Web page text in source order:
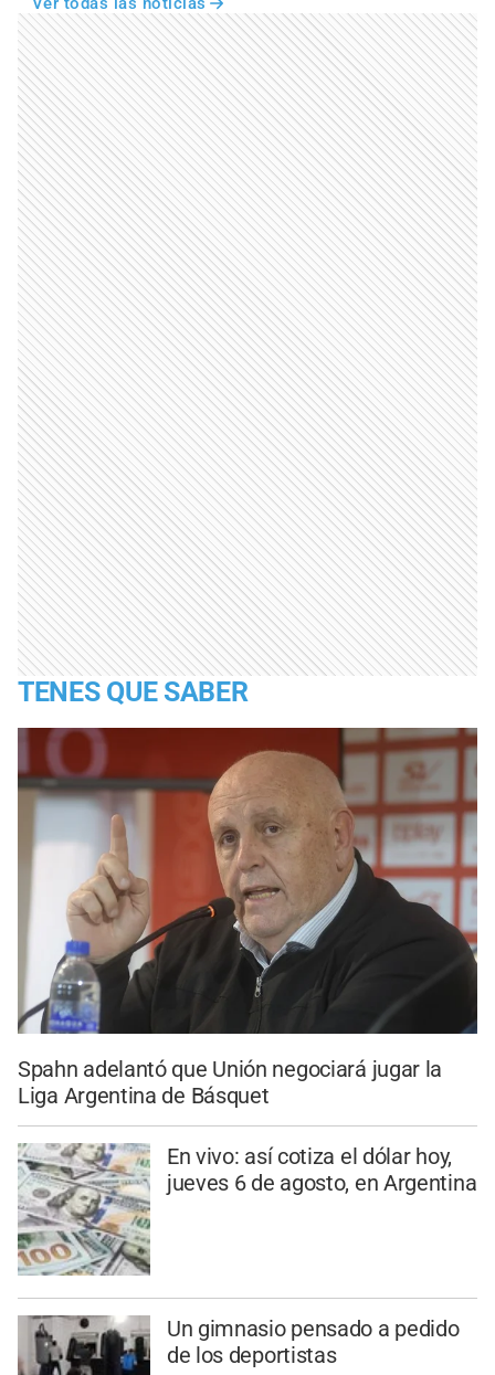
TENES QUE SABER
Spahn adelantó que Unión negociará jugar la
Liga Argentina de Básquet
En vivo: así cotiza el dólar hoy,
jueves 6 de agosto, en Argentina
Un gimnasio pensado a pedido
de los deportistas